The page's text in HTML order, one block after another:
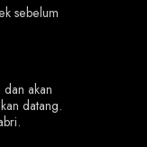
sebelum
akan
datang.